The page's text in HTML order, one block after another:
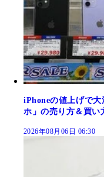
iPhoneの値上げで
ホ」の売り方＆買い
2026年08月06日 06:30